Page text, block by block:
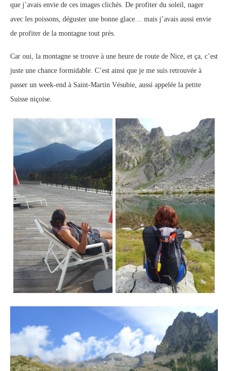
que j’avais envie de ces images clichés. De profiter du soleil, nager
avec les poissons, déguster une bonne glace… mais j’avais aussi envie
de profiter de la montagne tout près.
Car oui, la montagne se trouve à une heure de route de Nice, et ça, c’est
juste une chance formidable. C’est ainsi que je me suis retrouvée à
passer un week-end à Saint-Martin Vésubie, aussi appelée la petite
Suisse niçoise.